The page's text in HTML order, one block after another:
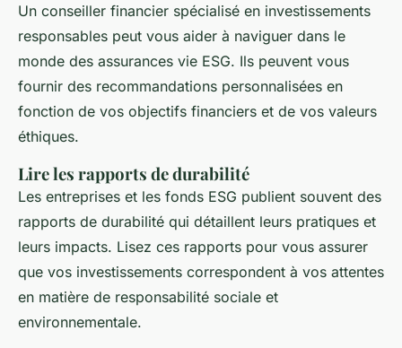
Un conseiller financier spécialisé en investissements
responsables peut vous aider à naviguer dans le
monde des assurances vie ESG. Ils peuvent vous
fournir des recommandations personnalisées en
fonction de vos objectifs financiers et de vos valeurs
éthiques.
Lire les rapports de durabilité
Les entreprises et les fonds ESG publient souvent des
rapports de durabilité qui détaillent leurs pratiques et
leurs impacts. Lisez ces rapports pour vous assurer
que vos investissements correspondent à vos attentes
en matière de responsabilité sociale et
environnementale.